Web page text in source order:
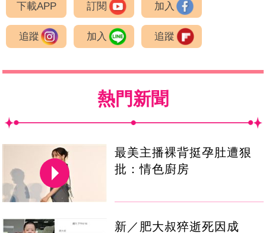
下載APP 訂閱 加入
追蹤 加入 追蹤
熱門新聞
最美主播裸背挺孕肚遭狠
批：情色廚房
新／肥大叔猝逝死因成